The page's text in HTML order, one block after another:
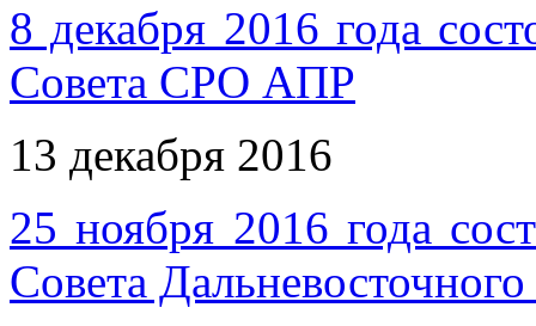
8 декабря 2016 года
Совета СРО АПР
13 декабря 2016
25 ноября 2016 года
Совета